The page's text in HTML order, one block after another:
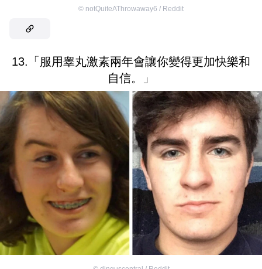
© notQuiteAThrowaway6 / Reddit
13.「服用睾丸激素兩年會讓你變得更加快樂和
自信。」